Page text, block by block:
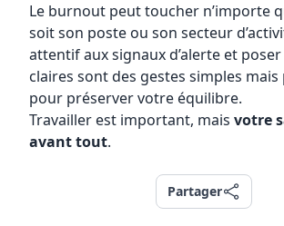
Le burnout peut toucher n’importe
soit son poste ou son secteur
attentif aux signaux d’alerte et
claires sont des gestes simples mais
pour préserver votre équilibre.
Travailler est important, mais votre
avant tout.
Partager
Partager